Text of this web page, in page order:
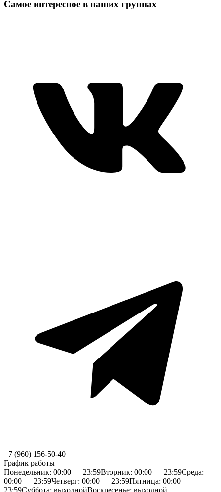
Самое интересное в наших группах
+7 (960) 156-50-40
График работы
Понедельник: 00:00 — 23:59Вторник: 00:00 — 23:59Среда:
00:00 — 23:59Четверг: 00:00 — 23:59Пятница: 00:00 —
23:59Суббота: выходнойВоскресенье: выходной